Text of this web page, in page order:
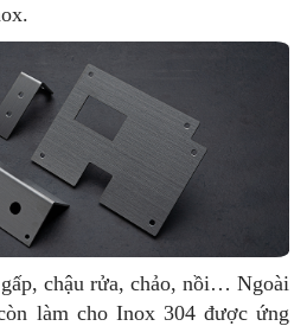
chậu rửa, chảo, nồi… Ngoài
làm cho Inox 304 được ứng